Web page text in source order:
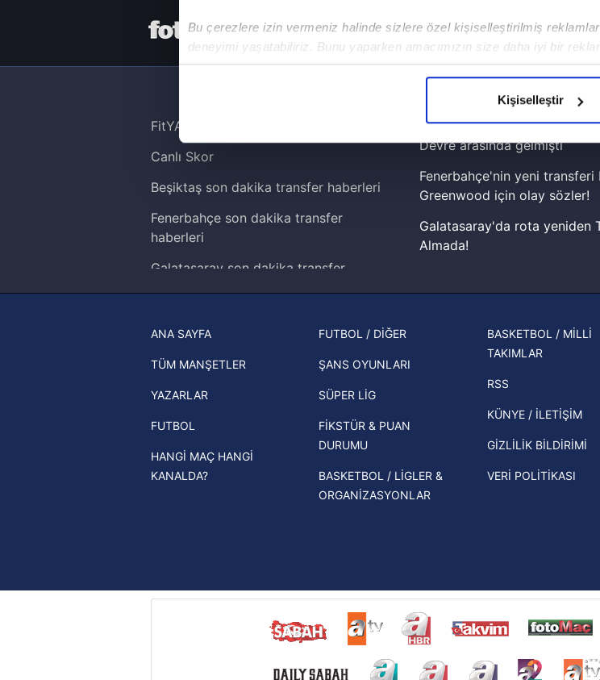
Bu çerezlere izin vermeniz halinde sizlere özel kişiselleştirilmiş
deneyimi yaşatabiliriz. Bunu yaparken amacımızın size daha iyi bir
içerikleri sunabilmek adına elimizden gelen çabayı gösterdiğimizi ve bu
Her halükârda, kullanıcılar, bu çerezlere izin vermedikleri takdirde,
Sizlere daha iyi bir hizmet sunabilmek için İnternet Sitemizde kendimize
çerezler vasıtasıyla çeşitli kişisel verileriniz işlenmekte olup gerekli
amacıyla kullanılmaktadır. Diğer çerezler, sitemizin daha işlevsel
reklam/pazarlama faaliyetlerinin yapılması, amaçlarıyla sınırlı olarak
Çerezlere ilişkin tercihlerinizi aşağıda yer alan panel vasıtasıyla
6698 sayılı Kişisel Verilerin Korunması Kanunu uyarınca hazırlanmış
mevzuata uygun olarak kullanılan çerezlerle ilgili bilgi almak için lütfen
Kişiselleştir
HER YERDE!
FitYAŞA
Canlı Skor
Beşiktaş son dakika transfer haberleri
Fenerbahçe son dakika transfer
haberleri
Galatasaray son dakika transfer
haberleri
Trendyol Süper Lig haberleri
Ziraat Türkiye Kupası haberleri
UEFA Şampiyonlar Ligi haberleri
UEFA Avrupa Ligi haberleri
UEFA Konferans Ligi haberleri
Fenerbahçe'de sürpriz
Devre arasında gelmişti
Fenerbahçe'nin yeni transferi
Greenwood için olay sözler!
Galatasaray'da rota yeniden
Almada!
muhtemel rakibi belli oldu!
İspanya-Arjantin finalinin
Beşiktaş'ın UEFA Avrupa
Eleme Turu muhtemel
ANA SAYFA
TÜM MANŞETLER
YAZARLAR
FUTBOL
HANGİ MAÇ HANGİ
KANALDA?
FUTBOL / DİĞER
ŞANS OYUNLARI
SÜPER LİG
FİKSTÜR & PUAN
DURUMU
BASKETBOL / LİGLER &
ORGANİZASYONLAR
BASKETBOL / MİLLİ
TAKIMLAR
RSS
KÜNYE / İLETİŞİM
GİZLİLİK BİLDİRİMİ
VERİ POLİTİKASI